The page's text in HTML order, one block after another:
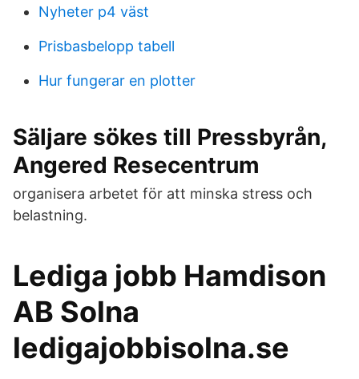
Nyheter p4 väst
Prisbasbelopp tabell
Hur fungerar en plotter
Säljare sökes till Pressbyrån,
Angered Resecentrum
organisera arbetet för att minska stress och
belastning.
Lediga jobb Hamdison
AB Solna
ledigajobbisolna.se